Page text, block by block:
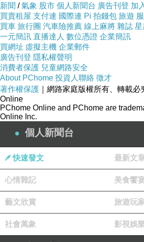
設計，更加
提升價值，
桌面10mm強
化烤漆玻
璃，讓您置
物選擇更輕
鬆，水晶石
裝飾更是視
覺享受！除
此之外輕巧
的造型，機
動性高，符
合現代居住
空間機能的
需求，節省
您的生活空
新聞 /氣象 股市 個人新聞台 廣告刊登 加
買賣租屋 支付連 國際連 Pi 拍錢包 旅遊
買車 旅行團 汽車險推薦 線上麻將 雜誌 星
一元簡訊 直播達人 數位憑證 企業簡訊
買網址 虛擬主機 企業郵件
廣告刊登 隱私權聲明
消費者保護 兒童網路安全
About PChome 投資人聯絡 徵才
著作權保護 ｜網路家庭版權所有、轉載必
Online
PChome Online and PChome are
Online Inc.
個人新聞台
快速發文 最新文
心情雜記 美食饗
藝文欣賞 旅遊玩
社會萬象 影視娛